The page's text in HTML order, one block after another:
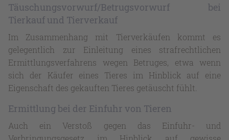
Täuschungsvorwurf/Betrugsvorwurf bei
Tierkauf und Tierverkauf
Im Zusammenhang mit Tierverkäufen kommt es
gelegentlich zur Einleitung eines strafrechtlichen
Ermittlungsverfahrens wegen Betruges, etwa wenn
sich der Käufer eines Tieres im Hinblick auf eine
Eigenschaft des gekauften Tieres getäuscht fühlt.
Ermittlung bei der Einfuhr von Tieren
Auch ein Verstoß gegen das Einfuhr- und